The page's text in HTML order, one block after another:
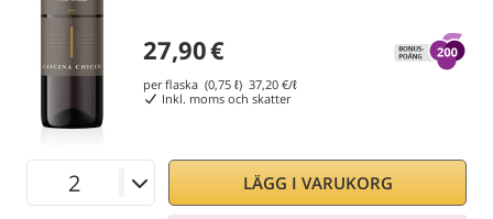
27,90€
per flaska (0,75 ℓ) 37,20 €/ℓ
Inkl. moms och skatter
LÄGG I VARUKORG